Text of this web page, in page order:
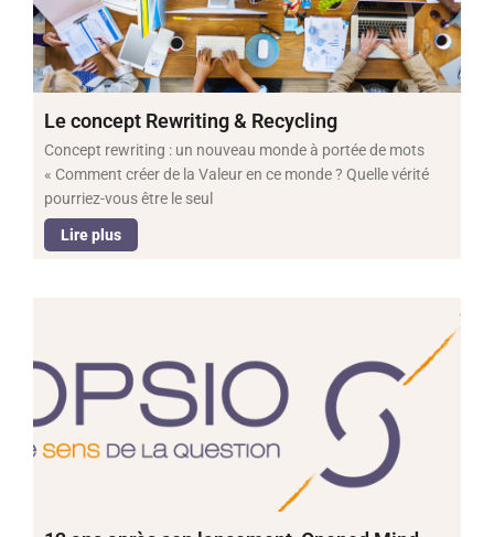
Le concept Rewriting & Recycling
Concept rewriting : un nouveau monde à portée de mots
« Comment créer de la Valeur en ce monde ? Quelle vérité
pourriez-vous être le seul
Lire plus